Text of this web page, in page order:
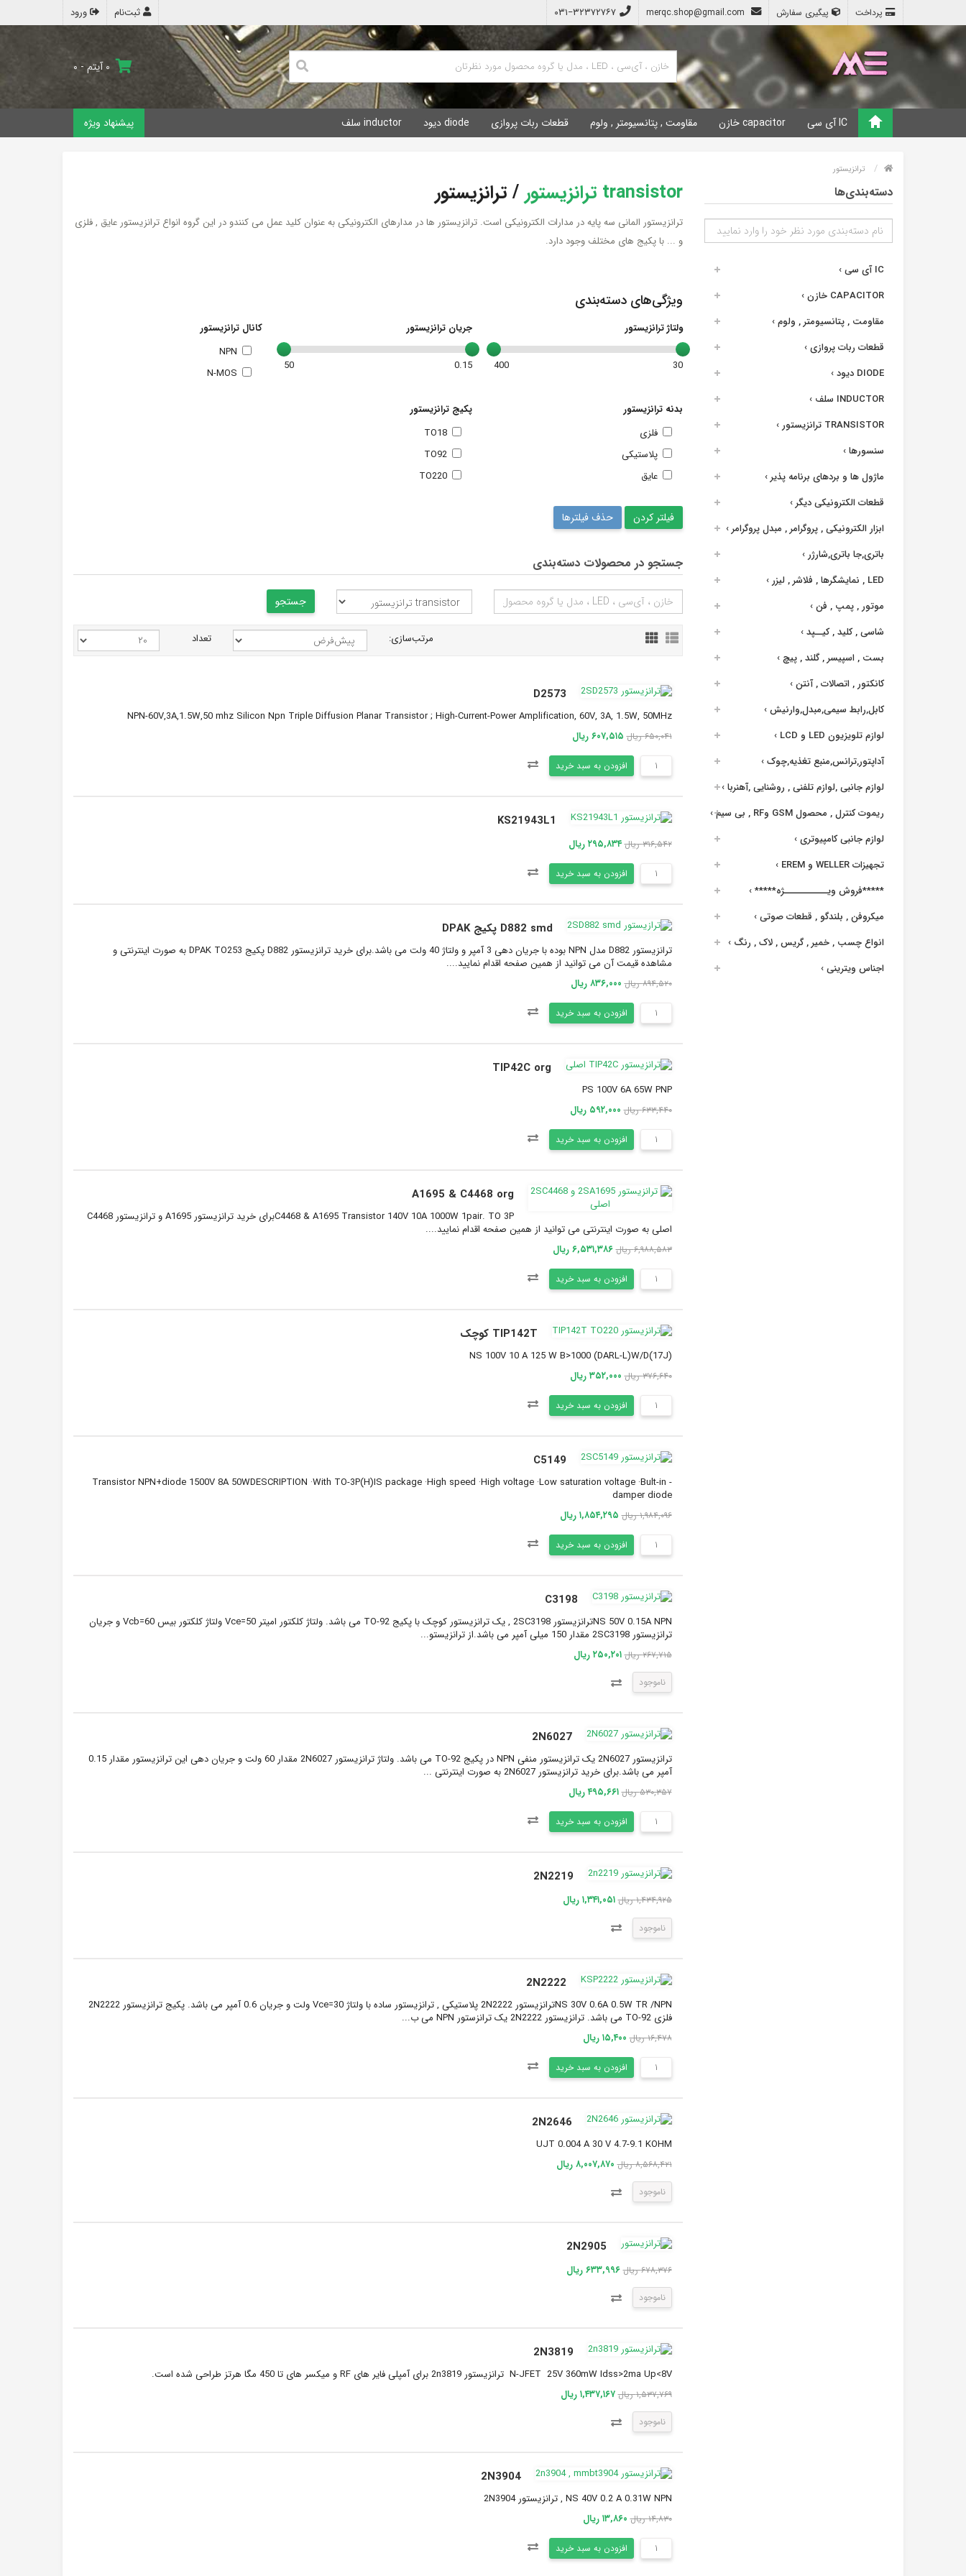
۰۳۱−۳۲۳۷۲۷۶۷ پیگیری سفارش پرداخت ورود ثبت‌نام
۰ آیتم - ۰
IC آی سی capacitor خازن مقاومت , پتانسیومتر , ولوم قطعات ربات پروازی diode دیود inductor سلف پیشنهاد ویژه
ترانزیستور
دسته‌بندی‌ها
IC آی سی
›
CAPACITOR خازن
›
مقاومت , پتانسیومتر , ولوم›
قطعات ربات پروازی›
DIODE دیود
›
INDUCTOR سلف
›
TRANSISTOR ترانزیستور
›
سنسورها›
ماژول ها و بردهای برنامه پذیر›
قطعات الکترونیکی دیگر›
ابزار الکترونیکی , پروگرامر , مبدل پروگرامر›
باتری,جا باتری,شارژر ›
LED , نمایشگرها , فلاشر , لیزر
›
موتور , پمپ , فن›
شاسی , کلید , کیــپد›
بست , اسپیسر , گلند , پیچ›
کانکتور , اتصالات , آنتن›
کابل,رابط سیمی,مبدل,وارنیش›
لوازم تلویزیون LED و LCD
›
آداپتور,ترانس,منبع تغذیه,چوک›
لوازم جانبی ,لوازم تلفنی , روشنایی ,آهنربا›
ریموت کنترل , محصول GSM وRF , بی سیم
›
لوازم جانبی کامپیوتری›
تجهیزات WELLER و EREM
›
*****فروش ویــــــــــــژه*****›
میکروفن , بلندگو , قطعات صوتی›
انواع چسب , خمیر , گریس , لاک , رنگ ›
اجناس ویترینی›
transistor ترانزیستور /ترانزیستور
ترانزیستور المانی سه پایه در مدارات الکترونیکی است. ترانزیستور ها در مدارهای الکترونیکی به عنوان کلید عمل می کنندو در این گروه انواع ترانزیستور عایق , فلزی
و ... با پکیج های مختلف وجود دارد.
ویژگی‌های دسته‌بندی
ولتاژ ترانزیستور
30
400
جریان ترانزیستور
0.15
50
کانال ترانزیستور
NPN
N-MOS
بدنه ترانزیستور
فلزی
پلاستیکی
عایق
پکیج ترانزیستور
TO18
TO92
TO220
حذف فیلترها
جستجو در محصولات دسته‌بندی
مرتب‌سازی: تعداد
D2573
NPN-60V,3A,1.5W,50 mhz Silicon Npn Triple Diffusion Planar Transistor ; High-Current-Power Amplification, 60V, 3A, 1.5W, 50MHz
۶۵۰,۰۴۱ ریال ۶۰۷,۵۱۵ ریال
افزودن به سبد خرید
KS21943L1
۳۱۶,۵۴۲ ریال ۲۹۵,۸۳۴ ریال
افزودن به سبد خرید
D882 smd پکیج DPAK
ترانزیستور D882 مدل NPN بوده با جریان دهی 3 آمپر و ولتاژ 40 ولت می باشد.برای خرید ترانزیستور D882 پکیج DPAK TO253 به صورت اینترنتی و
مشاهده قیمت آن می توانید از همین صفحه اقدام نمایید....
۸۹۴,۵۲۰ ریال ۸۳۶,۰۰۰ ریال
افزودن به سبد خرید
TIP42C org
PS 100V 6A 65W PNP
۶۳۳,۴۴۰ ریال ۵۹۲,۰۰۰ ریال
افزودن به سبد خرید
A1695 & C4468 org
C4468 & A1695 Transistor 140V 10A 1000W 1pair. TO 3Pبرای خرید ترانزیستور A1695 و ترانزیستور C4468
اصلی به صورت اینترنتی می توانید از همین صفحه اقدام نمایید....
۶,۹۸۸,۵۸۳ ریال ۶,۵۳۱,۳۸۶ ریال
افزودن به سبد خرید
TIP142T کوچک
NS 100V 10 A 125 W B>1000 (DARL-L)W/D(17J)
۳۷۶,۶۴۰ ریال ۳۵۲,۰۰۰ ریال
افزودن به سبد خرید
C5149
- Transistor NPN+diode 1500V 8A 50WDESCRIPTION ·With TO-3P(H)IS package ·High speed ·High voltage ·Low saturation voltage ·Bult-in
damper diode
۱,۹۸۴,۰۹۶ ریال ۱,۸۵۴,۲۹۵ ریال
افزودن به سبد خرید
C3198
NS 50V 0.15A NPNترانزیستور 2SC3198 , یک ترانزیستور کوچک با پکیج TO-92 می باشد. ولتاژ کلکتور امیتر Vce=50 ولتاژ کلکتور بیس Vcb=60 و جریان
ترانزیستور 2SC3198 مقدار 150 میلی آمپر می باشد.از ترانزیستو...
۲۶۷,۷۱۵ ریال ۲۵۰,۲۰۱ ریال
ناموجود
2N6027
ترانزیستور 2N6027 یک ترانزیستور منفی NPN در پکیج TO-92 می باشد. ولتاژ ترانزیستور 2N6027 مقدار 60 ولت و جریان دهی این ترانزیستور مقدار 0.15
آمپر می باشد.برای خرید ترانزیستور 2N6027 به صورت اینترنتی ...
۵۳۰,۳۵۷ ریال ۴۹۵,۶۶۱ ریال
افزودن به سبد خرید
2N2219
۱,۴۳۴,۹۲۵ ریال ۱,۳۴۱,۰۵۱ ریال
ناموجود
2N2222
NS 30V 0.6A 0.5W TR /NPNترانزیستور 2N2222 پلاستیکی , ترانزیستور ساده با ولتاژ Vce=30 ولت و جریان 0.6 آمپر می باشد. پکیج ترانزیستور 2N2222
فلزی TO-92 می باشد. ترانزیستور 2N2222 یک ترانزستور NPN می ب...
۱۶,۴۷۸ ریال ۱۵,۴۰۰ ریال
افزودن به سبد خرید
2N2646
UJT 0.004 A 30 V 4.7-9.1 KOHM
۸,۵۶۸,۴۲۱ ریال ۸,۰۰۷,۸۷۰ ریال
ناموجود
2N2905
۶۷۸,۳۷۶ ریال ۶۳۳,۹۹۶ ریال
ناموجود
2N3819
N-JFET 25V 360mW Idss>2ma Up<8V ترانزیستور 2n3819 برای آمپلی فایر های RF و میکسر های تا 450 مگا هرتز طراحی شده است.
۱,۵۳۷,۷۶۹ ریال ۱,۴۳۷,۱۶۷ ریال
ناموجود
2N3904
NS 40V 0.2 A 0.31W NPN , ترانزیستور 2N3904
۱۴,۸۳۰ ریال ۱۳,۸۶۰ ریال
افزودن به سبد خرید